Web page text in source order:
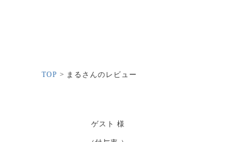
TOP まるさんのレビュー
ゲスト 様